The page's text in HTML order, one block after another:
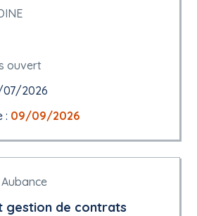
ouvert
07/2026
: 09/09/2026
gestion de contrats